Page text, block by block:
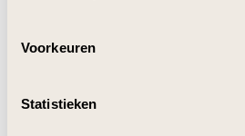
Voorkeuren
Statistieken